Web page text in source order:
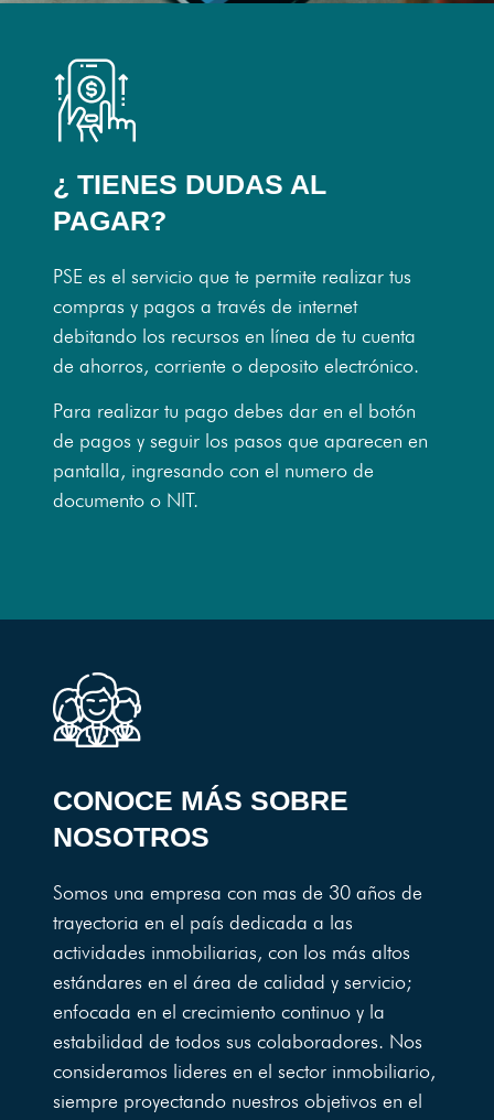
¿ TIENES DUDAS AL
PAGAR?
PSE es el servicio que te permite realizar tus
compras y pagos a través de internet
debitando los recursos en línea de tu cuenta
de ahorros, corriente o deposito electrónico.
Para realizar tu pago debes dar en el botón
de pagos y seguir los pasos que aparecen en
pantalla, ingresando con el numero de
documento o NIT.
CONOCE MÁS SOBRE
NOSOTROS
Somos una empresa con mas de 30 años de
trayectoria en el país dedicada a las
actividades inmobiliarias, con los más altos
estándares en el área de calidad y servicio;
enfocada en el crecimiento continuo y la
estabilidad de todos sus colaboradores. Nos
consideramos lideres en el sector inmobiliario,
siempre proyectando nuestros objetivos en el